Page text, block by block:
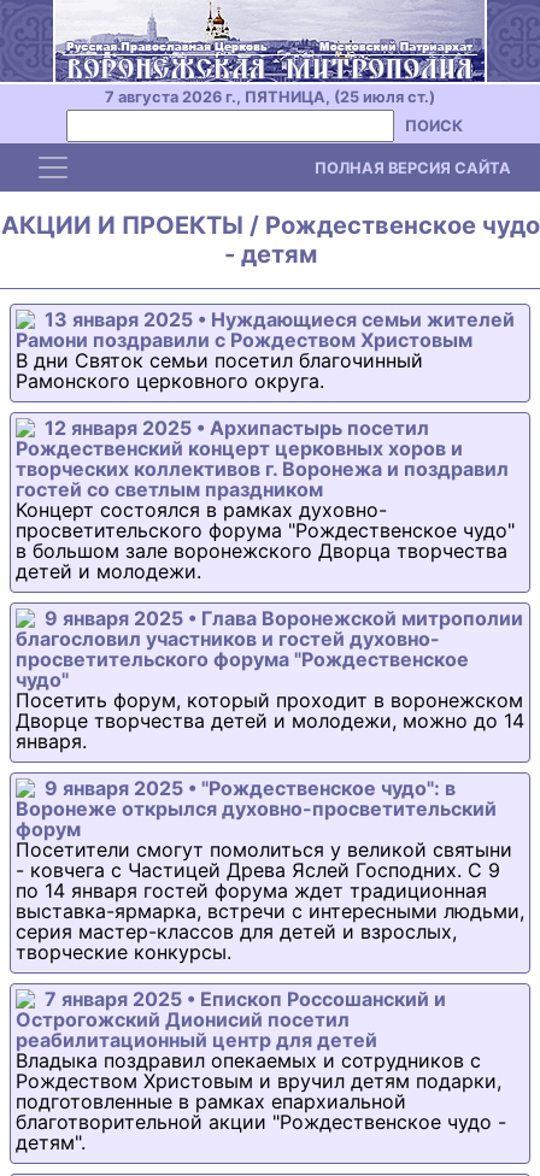
7 августа 2026 г., ПЯТНИЦА, (25 июля ст.)
ПОИСК
Toggle navigation ПОЛНАЯ ВЕРСИЯ САЙТА
АКЦИИ И ПРОЕКТЫ / Рождественское чудо
- детям
13 января 2025 • Нуждающиеся семьи жителей
Рамони поздравили с Рождеством Христовым
В дни Святок семьи посетил благочинный
Рамонского церковного округа.
12 января 2025 • Архипастырь посетил
Рождественский концерт церковных хоров и
творческих коллективов г. Воронежа и поздравил
гостей со светлым праздником
Концерт состоялся в рамках духовно-
просветительского форума "Рождественское чудо"
в большом зале воронежского Дворца творчества
детей и молодежи.
9 января 2025 • Глава Воронежской митрополии
благословил участников и гостей духовно-
просветительского форума "Рождественское
чудо"
Посетить форум, который проходит в воронежском
Дворце творчества детей и молодежи, можно до 14
января.
9 января 2025 • "Рождественское чудо": в
Воронеже открылся духовно-просветительский
форум
Посетители смогут помолиться у великой святыни
- ковчега с Частицей Древа Яслей Господних. С 9
по 14 января гостей форума ждет традиционная
выставка-ярмарка, встречи с интересными людьми,
серия мастер-классов для детей и взрослых,
творческие конкурсы.
7 января 2025 • Епископ Россошанский и
Острогожский Дионисий посетил
реабилитационный центр для детей
Владыка поздравил опекаемых и сотрудников с
Рождеством Христовым и вручил детям подарки,
подготовленные в рамках епархиальной
благотворительной акции "Рождественское чудо -
детям".